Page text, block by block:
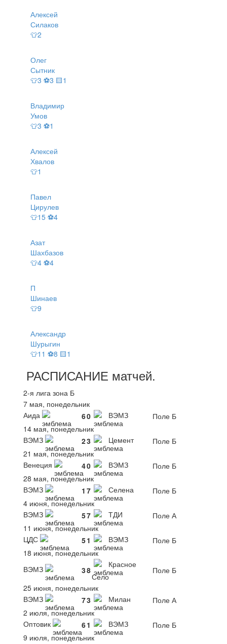
Алексей
Силаков
👕2
Олег
Сытник
👕3 ⚽3 🟨1
Владимир
Умов
👕3 ⚽1
Алексей
Хвалов
👕1
Павел
Цирулев
👕15 ⚽4
Азат
Шахбазов
👕4 ⚽4
П
Шинаев
👕9
Александр
Шурыгин
👕11 ⚽8 🟨1
РАСПИСАНИЕ матчей.
2-я лига зона Б
7 мая, понедельник
Аида
60 ВЭМЗ
Поле Б
14 мая, понедельник
ВЭМЗ
23 Цемент
Поле Б
21 мая, понедельник
Венеция
40 ВЭМЗ
Поле Б
28 мая, понедельник
ВЭМЗ
1 7 Селена
Поле Б
4 июня, понедельник
ВЭМЗ
57 ТДИ
Поле А
11 июня, понедельник
ЦДС
51 ВЭМЗ
Поле Б
18 июня, понедельник
ВЭМЗ
38
Красное
Село
Поле Б
25 июня, понедельник
ВЭМЗ
73 Милан
Поле А
2 июля, понедельник
Оптовик
61 ВЭМЗ
Поле Б
9 июля, понедельник